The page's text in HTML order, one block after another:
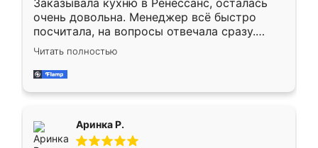
Заказывала кухню в Ренессанс, осталась
очень довольна. Менеджер всё быстро
посчитала, на вопросы отвечала сразу.
Замерщик приехал в субботу, подошёл к
делу со всей ответственностью. Собрали
за день, ребята работали аккуратно, даже
Читать полностью
Аринка Р.